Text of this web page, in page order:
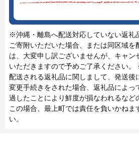
※沖縄・離島へ配送対応していない返礼
ご寄附いただいた場合、または同区域を
は、大変申し訳ございませんが、キャン
いただきますので予めご了承ください
配送される返礼品に関しまして、発送後
変更手続きをされた場合、返礼品によっ
過したことにより鮮度が損なわれるなど
この場合、最上町では責任を負いかねま
い。